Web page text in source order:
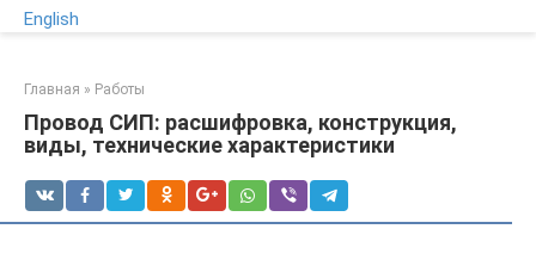
English
Главная » Работы
Провод СИП: расшифровка, конструкция,
виды, технические характеристики